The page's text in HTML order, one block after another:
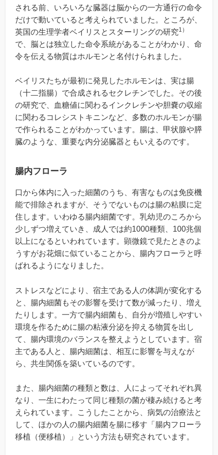
される前、いろいろな臓器は脳からの一方通行の命令
だけで動いていると考えられていました。ところが、
英国の生理学者ベイリスとスターリングの研究1）
で、脳とは独立した命令系統があることがわかり、命
令を伝える物質はホルモンと名付けられました。
ベイリスたちが最初に発見したホルモンは、実は腸
（十二指腸）で合成されるセクレチンでした。その後
の研究で、血糖値に関わるインクレチンや胆嚢の収縮
に関わるコレシストキニンなど、多数のホルモンが腸
で作られることがわかっています。腸は、甲状腺や膵
臓のような、重要な内分泌臓器ともいえるのです。
腸内フローラ
口から体内に入った細菌のうち、有害なものは免疫機
能で排除されますが、そうでないものは腸の粘膜に定
住します。いわゆる腸内細菌です。乳幼児のころから
少しずつ増えていき、成人では約1000種類、100兆個
以上になるといわれています。顕微鏡で見たときのよ
うすがお花畑に似ていることから、腸内フローラと呼
ばれるようになりました。
ストレスなどにより、宿主である人の体調が変化する
と、腸内細菌もその影響を受けて数が減ったり、増え
たりします。一方で腸内細菌も、自分が増殖しやすい
環境を作るために腸の粘液分泌を抑える物質を出し
て、腸内環境のバランスを整えようとしています。宿
主である人と、腸内細菌は、相互に影響を与えなが
ら、共生関係を築いているのです。
また、腸内細菌の種類と数は、人によってそれぞれ異
なり、一生にわたって同じ種類の菌が棲み続けると考
えられています。こうしたことから、病気の治療法と
して、ほかの人の腸内細菌を腸に移す「腸内フローラ
移植（便移植）」という方法も研究されています。